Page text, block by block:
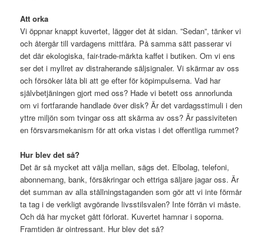
Att orka
Vi öppnar knappt kuvertet, lägger det åt sidan. ”Sedan”, tänker vi
och återgår till vardagens mittfåra. På samma sätt passerar vi
det där ekologiska, fair-trade-märkta kaffet i butiken. Om vi ens
ser det i myllret av distraherande säljsignaler. Vi skärmar av oss
och försöker låta bli att ge efter för köpimpulserna. Vad har
självbetjäningen gjort med oss? Hade vi betett oss annorlunda
om vi fortfarande handlade över disk? Är det vardagsstimuli i den
yttre miljön som tvingar oss att skärma av oss? Är passiviteten
en försvarsmekanism för att orka vistas i det offentliga rummet?
Hur blev det så?
Det är så mycket att välja mellan, sägs det. Elbolag, telefoni,
abonnemang, bank, försäkringar och ettriga säljare jagar oss. Är
det summan av alla ställningstaganden som gör att vi inte förmår
ta tag i de verkligt avgörande livsstilsvalen? Inte förrän vi måste.
Och då har mycket gått förlorat. Kuvertet hamnar i soporna.
Framtiden är ointressant. Hur blev det så?